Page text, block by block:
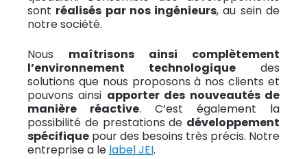
sont réalisés par nos ingénieurs, au sein de
notre société.
Nous maîtrisons ainsi complètement
l’environnement technologique des
solutions que nous proposons à nos clients et
pouvons ainsi apporter des nouveautés de
manière réactive. C’est également la
possibilité de prestations de développement
spécifique pour des besoins très précis. Notre
entreprise a le label JEI.